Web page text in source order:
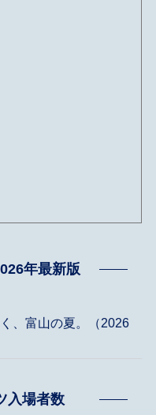
年最新版
、富山の夏。（2026
入場者数